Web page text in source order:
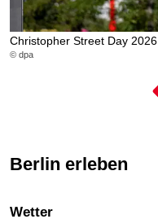
Christopher Street Day 2026
© dpa
Berlin erleben
Wetter